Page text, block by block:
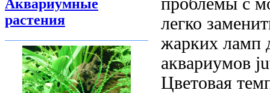
Аквариумные
растения
легко
жарких ламп
аквариумов
Цветовая